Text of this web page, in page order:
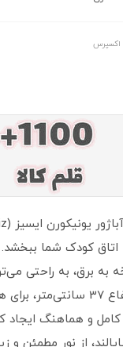
اکسپرس
اتاق کودک شما
به راحتی
شوید.آباژور یونیکورن ایسیز
و هماهنگ ایجاد
از نور